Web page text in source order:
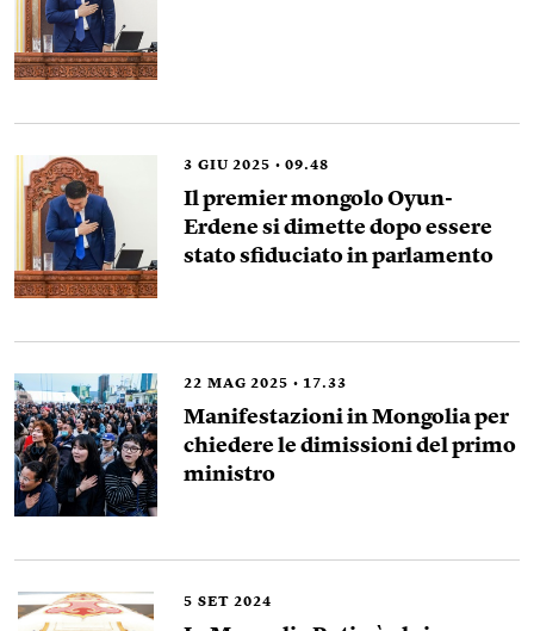
3 GIU 2025 09.48
Il premier mongolo Oyun-
Erdene si dimette dopo essere
stato sfiduciato in parlamento
22 MAG 2025 17.33
Manifestazioni in Mongolia per
chiedere le dimissioni del primo
ministro
5 SET 2024